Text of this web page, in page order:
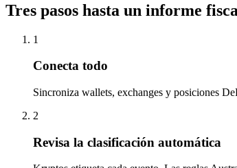
Tres pasos hasta un informe
1
Conecta todo
Sincroniza wallets, exchanges y posiciones
2
Revisa la clasificación automática